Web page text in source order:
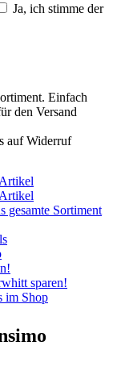
Ja, ich stimme der
Einfach
den Versand
auf Widerruf